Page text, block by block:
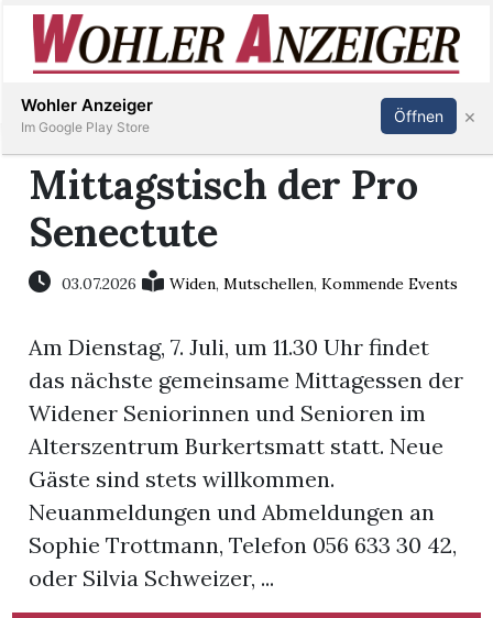
Immobilien
Veranstaltungen
Stellen
E-
Newsletter
App
Inserieren Abonnieren Anmelden
Mittagstisch der Pro
Senectute
03.07.2026 Widen,Mutschellen,Kommende Events
Am Dienstag, 7. Juli, um 11.30 Uhr findet
das nächste gemeinsame Mittagessen der
Widener Seniorinnen und Senioren im
Alterszentrum Burkertsmatt statt. Neue
Gäste sind stets willkommen.
Neuanmeldungen und Abmeldungen an
Sophie Trottmann, Telefon 056 633 30 42,
oder Silvia Schweizer, ...
Wohler Anzeiger
Im Google Play Store
Öffnen ×